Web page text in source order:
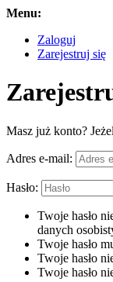
Menu:
Zaloguj
Zarejestruj się
Masz już konto?
Adres e-mail:
Hasło:
Twoje hasło
danych
Twoje hasło
Twoje hasło
Twoje hasło